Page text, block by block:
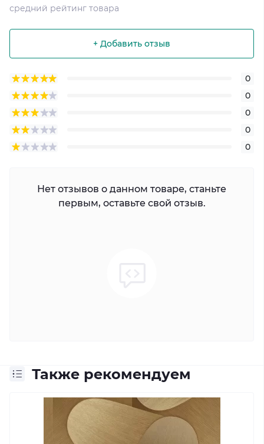
средний рейтинг товара
+ Добавить отзыв
0
0
0
0
0
Нет отзывов о данном товаре, станьте
первым, оставьте свой отзыв.
Также рекомендуем